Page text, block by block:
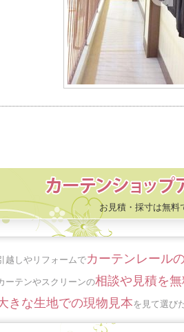
お見積・採寸は無料
越しやリフォームでカーテンレール
ーテンやスクリーンの相談や見積を
きな生地での現物見本を見て選び